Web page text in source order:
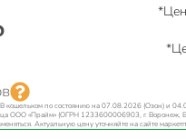
кошельком по состоянию на 07.08.2026 (Озон) и
ООО «Прайм» (ОГРН 1233600006903, г. Воронеж,
Актуальную цену уточняйте на сайте